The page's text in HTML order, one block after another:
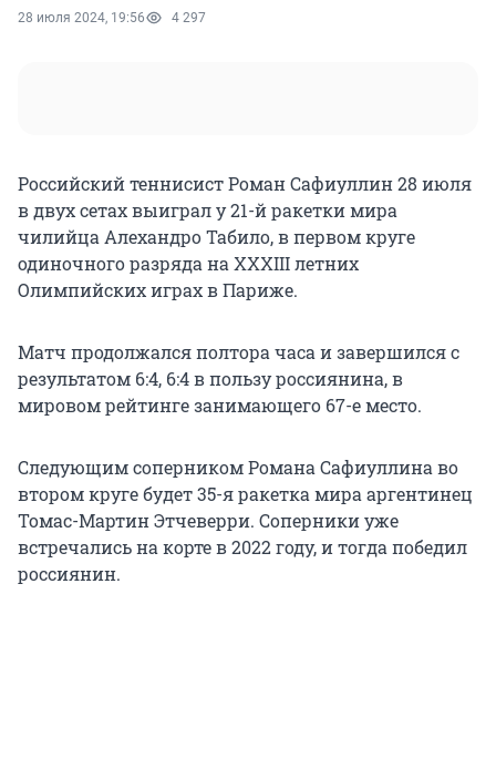
28 июля 2024, 19:56 4 297
Российский теннисист Роман Сафиуллин 28 июля
в двух сетах выиграл у 21-й ракетки мира
чилийца Алехандро Табило, в первом круге
одиночного разряда на XXXIII летних
Олимпийских играх в Париже.
Матч продолжался полтора часа и завершился с
результатом 6:4, 6:4 в пользу россиянина, в
мировом рейтинге занимающего 67-е место.
Следующим соперником Романа Сафиуллина во
втором круге будет 35-я ракетка мира аргентинец
Томас-Мартин Этчеверри. Соперники уже
встречались на корте в 2022 году, и тогда победил
россиянин.